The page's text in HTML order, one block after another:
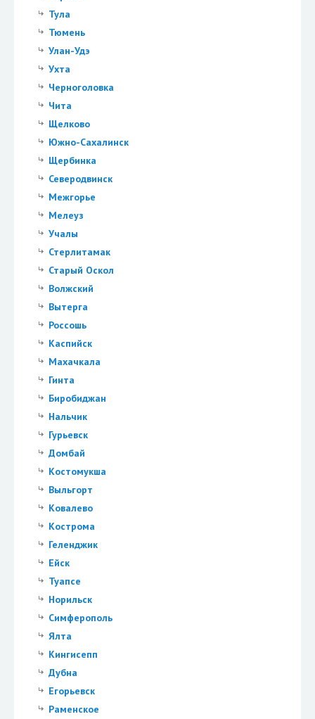
Тула
Тюмень
Улан-Удэ
Ухта
Черноголовка
Чита
Щелково
Южно-Сахалинск
Щербинка
Северодвинск
Межгорье
Мелеуз
Учалы
Стерлитамак
Старый Оскол
Волжский
Вытерга
Россошь
Каспийск
Махачкала
Гинта
Биробиджан
Нальчик
Гурьевск
Домбай
Костомукша
Выльгорт
Ковалево
Кострома
Геленджик
Ейск
Туапсе
Норильск
Симферополь
Ялта
Кингисепп
Дубна
Егорьевск
Раменское